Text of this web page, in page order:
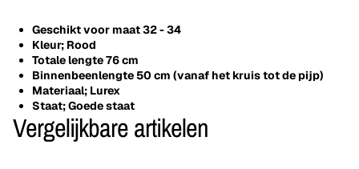
Geschikt voor maat 32 - 34
Kleur; Rood
Totale lengte 76 cm
Binnenbeenlengte 50 cm (vanaf het kruis tot de pijp)
Materiaal; Lurex
Staat; Goede staat
Vergelijkbare artikelen